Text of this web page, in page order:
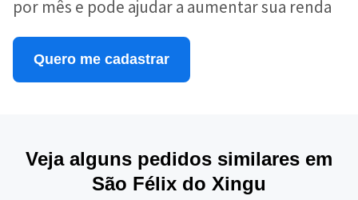
por mês e pode ajudar a aumentar sua renda
Quero me cadastrar
Veja alguns pedidos similares em
São Félix do Xingu